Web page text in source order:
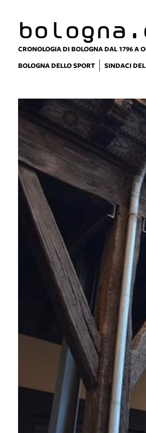
CRONOLOGIA DI BOLOGNA DAL 1796 A
BOLOGNA DELLO SPORT
SINDACI